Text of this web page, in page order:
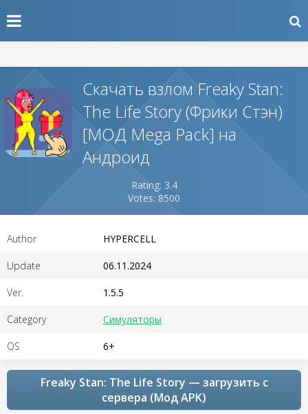
Скачать взлом Freaky Stan:
The Life Story (Фрики Стэн)
[МОД Mega Pack] на
Андроид
Rating: 3.4
Votes: 8500
Author HYPERCELL
Update 06.11.2024
Ver. 1.5.5
Category Симуляторы
OS 6+
Freaky Stan: The Life Story — загрузить с
сервера (Мод APK)